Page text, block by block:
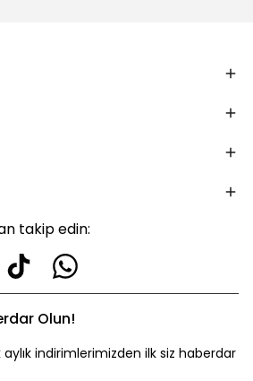
takip edin:
Olun!
indirimlerimizden ilk siz haberdar